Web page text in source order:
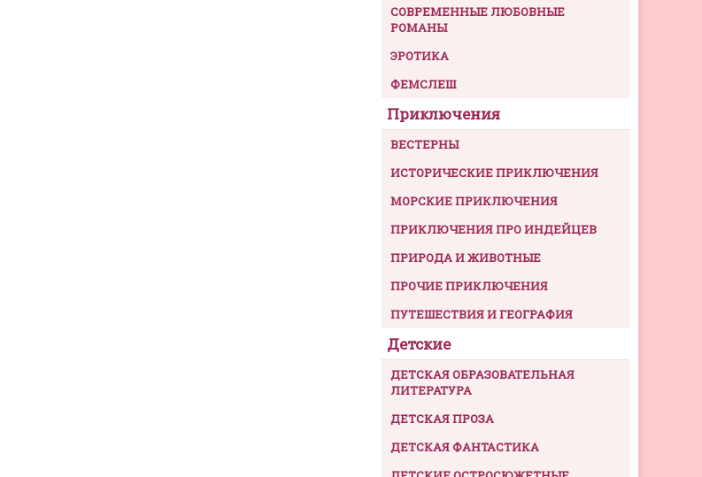
СОВРЕМЕННЫЕ ЛЮБОВНЫЕ
РОМАНЫ
ЭРОТИКА
ФЕМСЛЕШ
Приключения
ВЕСТЕРНЫ
ИСТОРИЧЕСКИЕ ПРИКЛЮЧЕНИЯ
МОРСКИЕ ПРИКЛЮЧЕНИЯ
ПРИКЛЮЧЕНИЯ ПРО ИНДЕЙЦЕВ
ПРИРОДА И ЖИВОТНЫЕ
ПРОЧИЕ ПРИКЛЮЧЕНИЯ
ПУТЕШЕСТВИЯ И ГЕОГРАФИЯ
Детские
ДЕТСКАЯ ОБРАЗОВАТЕЛЬНАЯ
ЛИТЕРАТУРА
ДЕТСКАЯ ПРОЗА
ДЕТСКАЯ ФАНТАСТИКА